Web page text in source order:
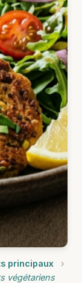
principaux
›
végétariens